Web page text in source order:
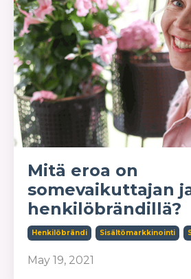
Mitä eroa on
somevaikuttajan
henkilöbrändillä?
Henkilöbrändi Sisältömarkkinointi
May 19, 2021